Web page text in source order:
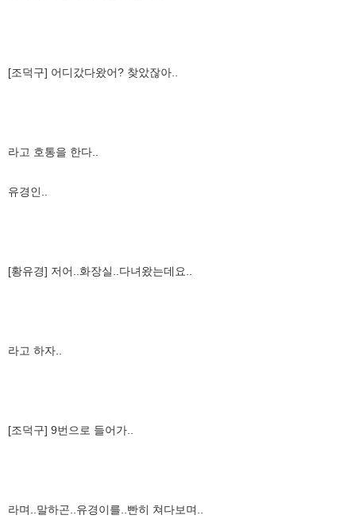
[조덕구] 어디갔다왔어? 찾았잖아..
라고 호통을 한다..
유경인..
[황유경] 저어..화장실..다녀왔는데요..
라고 하자..
[조덕구] 9번으로 들어가..
라며..말하곤..유경이를..빤히 쳐다보며..